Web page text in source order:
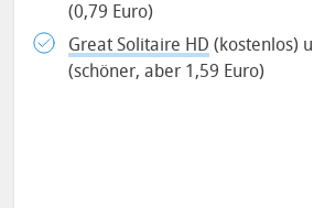
(0,79 Euro)
Great Solitaire HD (kostenlos)
(schöner, aber 1,59 Euro)